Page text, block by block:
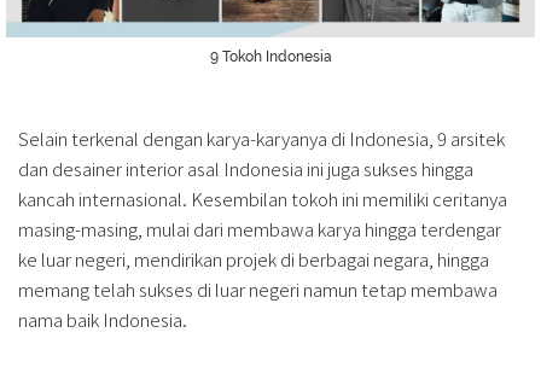
9 Tokoh Indonesia
Selain terkenal dengan karya-karyanya di Indonesia, 9 arsitek
dan desainer interior asal Indonesia ini juga sukses hingga
kancah internasional. Kesembilan tokoh ini memiliki ceritanya
masing-masing, mulai dari membawa karya hingga terdengar
ke luar negeri, mendirikan projek di berbagai negara, hingga
memang telah sukses di luar negeri namun tetap membawa
nama baik Indonesia.